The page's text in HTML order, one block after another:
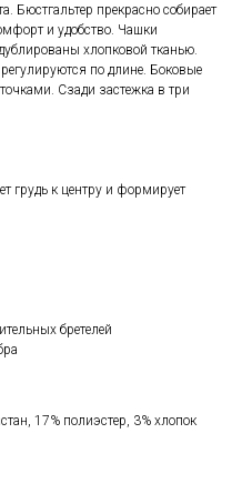
Бюстгальтер прекрасно собирает
и удобство. Чашки
хлопковой тканью.
по длине. Боковые
Сзади застежка в три
грудь к центру и формирует
бретелей
17% полиэстер, 3% хлопок